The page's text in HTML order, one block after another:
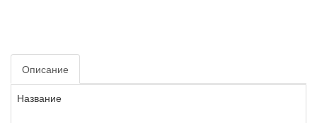
Описание
Название